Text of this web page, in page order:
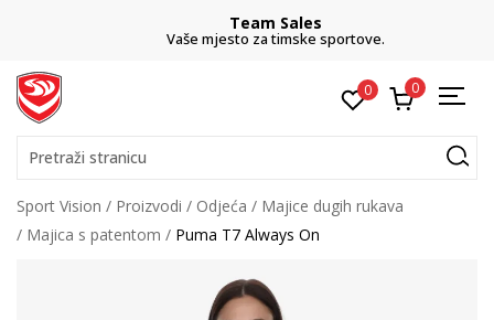
Team Sales
Vaše mjesto za timske sportove.
0 0
Pretraži stranicu
Sport Vision Proizvodi Odjeća
Majice dugih rukava
Majica s patentom
Puma T7 Always On